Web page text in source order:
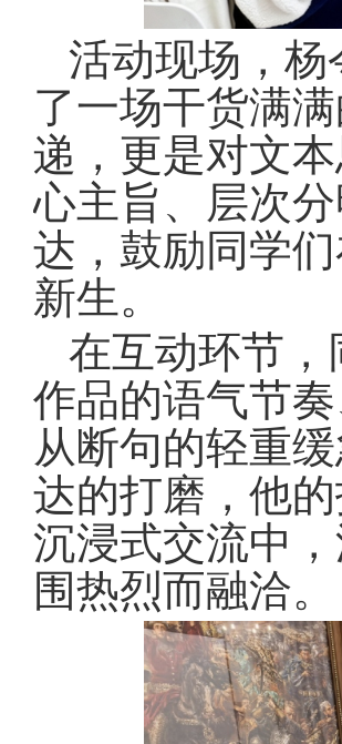
活动现场，
了一场干货满
递，更是对文
心主旨、层次
达，鼓励同学
新生。
在互动环节
作品的语气节
从断句的轻重
达的打磨，他
沉浸式交流中
围热烈而融洽。